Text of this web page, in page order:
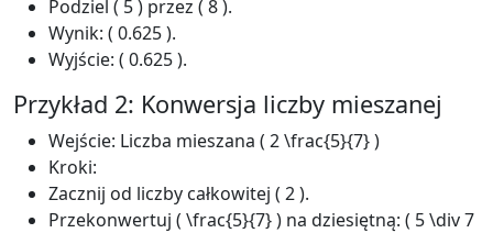
Podziel ( 5 ) przez ( 8 ).
Wynik: ( 0.625 ).
Wyjście: ( 0.625 ).
Przykład 2: Konwersja liczby mieszanej
Wejście: Liczba mieszana ( 2 \frac{5}{7} )
Kroki:
Zacznij od liczby całkowitej ( 2 ).
Przekonwertuj ( \frac{5}{7} ) na dziesiętną: ( 5 \div 7